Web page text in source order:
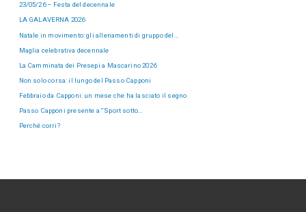
23/05/26 – Festa del decennale
LA GALAVERNA 2026
Natale in movimento: gli allenamenti di gruppo del…
Maglia celebrativa decennale
La Camminata dei Presepi a Mascarino 2026
Non solo corsa: il lungo del Passo Capponi
Febbraio da Capponi: un mese che ha lasciato il segno
Passo Capponi presente a “Sport sotto…
Perché corri?